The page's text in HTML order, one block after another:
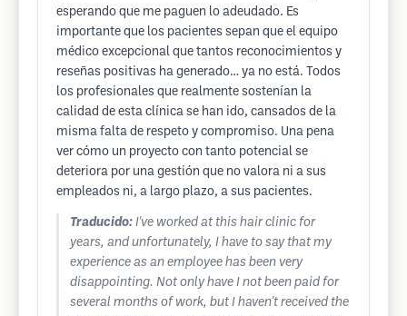
esperando que me paguen lo adeudado. Es
importante que los pacientes sepan que el equipo
médico excepcional que tantos reconocimientos y
reseñas positivas ha generado… ya no está. Todos
los profesionales que realmente sostenían la
calidad de esta clínica se han ido, cansados de la
misma falta de respeto y compromiso. Una pena
ver cómo un proyecto con tanto potencial se
deteriora por una gestión que no valora ni a sus
empleados ni, a largo plazo, a sus pacientes.
Traducido: I've worked at this hair clinic for
years, and unfortunately, I have to say that my
experience as an employee has been very
disappointing. Not only have I not been paid for
several months of work, but I haven't received the